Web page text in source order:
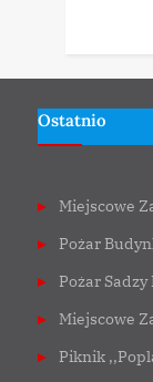
Ostatnio
Miejscowe
Pożar
Pożar
Miejscowe
Piknik